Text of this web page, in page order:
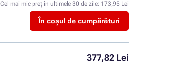
Cel mai mic preț în ultimele 30 de zile: 173,95 Lei
În coșul de cumpărături
377,82 Lei